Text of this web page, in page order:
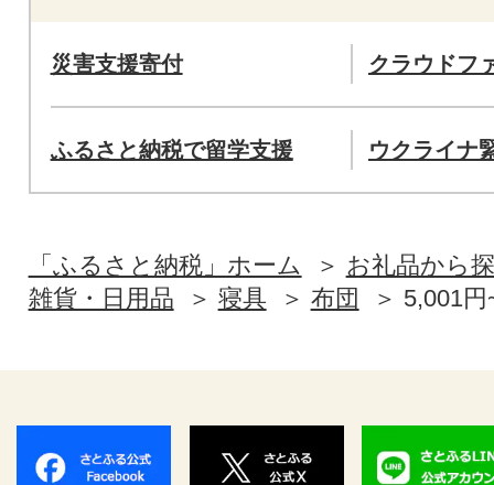
災害支援寄付 クラウドフ
ふるさと納税で留学支援 ウクライナ
「ふるさと納税」ホーム
お礼品から
雑貨・日用品
寝具 布団 5,001